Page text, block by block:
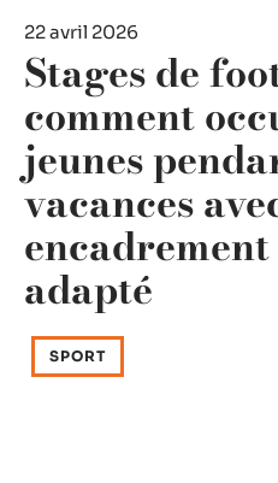
22 avril 2026
Stages de
comment
jeunes
vacances
adapté
SPORT